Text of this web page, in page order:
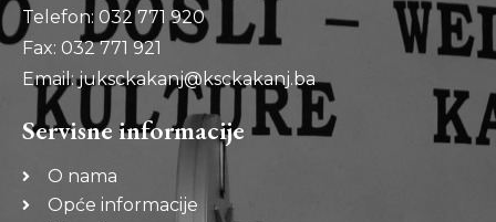
Telefon: 032 771 920
Fax: 032 771 921
Email: juksckakanj@ksckakanj.ba
Servisne informacije
O nama
Opće informacije